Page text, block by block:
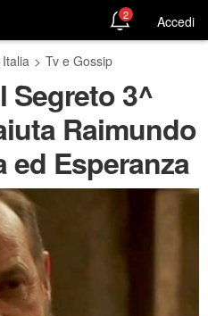
2 Accedi
> Tv e Gossip
Segreto 3^
Raimundo
ed Esperanza